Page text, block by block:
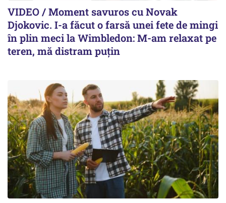
VIDEO / Moment savuros cu Novak
Djokovic. I-a făcut o farsă unei fete de mingi
în plin meci la Wimbledon: M-am relaxat pe
teren, mă distram puțin